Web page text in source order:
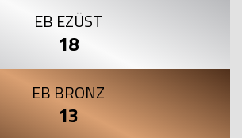
EB EZÜST
18
EB BRONZ
13